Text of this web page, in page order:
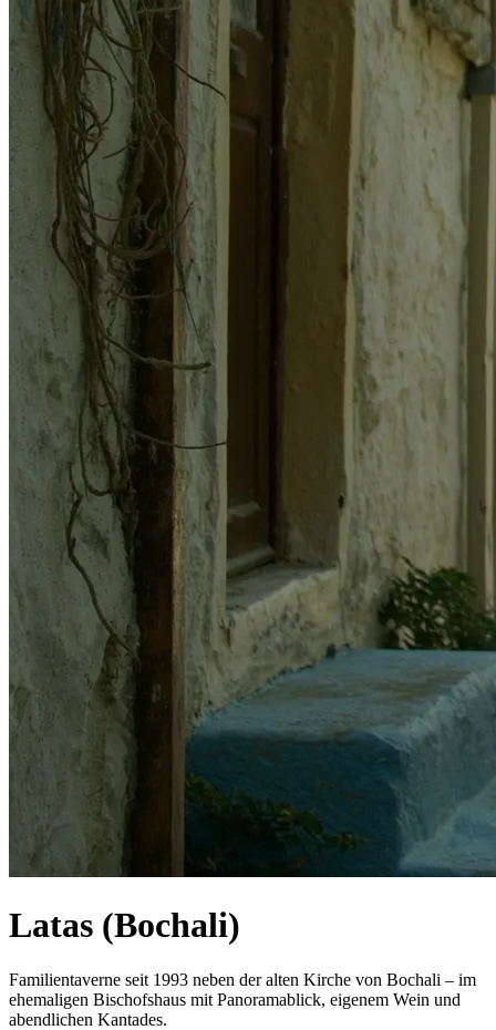
Latas (Bochali)
Familientaverne seit 1993 neben der alten Kirche von Bochali – im
ehemaligen Bischofshaus mit Panoramablick, eigenem Wein und
abendlichen Kantades.